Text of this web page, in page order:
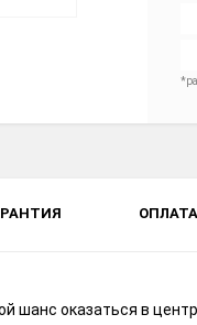
ОПЛАТА
шанс оказаться в